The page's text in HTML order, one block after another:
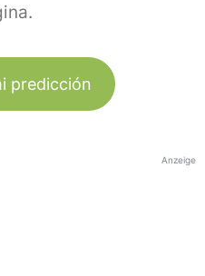
predicción
Anzeige